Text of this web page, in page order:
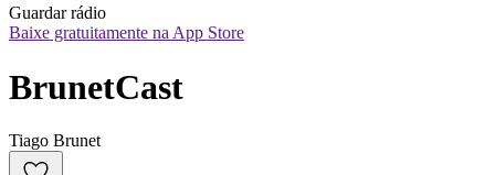
Guardar rádio
Baixe gratuitamente na App Store
BrunetCast
Tiago Brunet